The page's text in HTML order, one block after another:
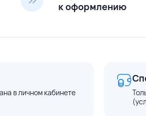
к оформлению
в личном кабинете